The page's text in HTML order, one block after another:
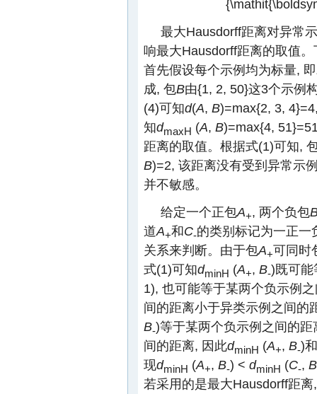
最大Hausdorff距离对异常
响最大Hausdorff距离的取值
首先假设每个示例均为标量, 即
成, 包B由{1, 2, 50}这3个示例
(4)可知d(A, B)=max{2, 3,
知dmaxH (A, B)=max{4,
距离的取值。根据式(1)可知,
B)=2, 该距离没有受到异常示
并不敏感。
给定一个正包A+, 两个负包
道A+和C-的类别标记为一正一
关系来判断。由于包A+可同时
式(1)可知dminH (A+, B-)既可能
1), 也可能等于某两个负示例
间的距离小于异类示例之间的
B-)等于某两个负示例之间的距
间的距离, 因此dminH (A+, B-)和
现dminH (A+, B-) < dminH (C-, B
若采用的是最大Hausdorff距